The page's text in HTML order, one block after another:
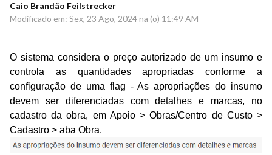
Caio Brandão Feilstrecker
Modificado em: Sex, 23 Ago, 2024 na (o) 11:49 AM
O sistema considera o preço autorizado de um insumo e
controla as quantidades apropriadas conforme a
configuração de uma flag - As apropriações do insumo
devem ser diferenciadas com detalhes e marcas, no
cadastro da obra, em Apoio > Obras/Centro de Custo >
Cadastro > aba Obra.